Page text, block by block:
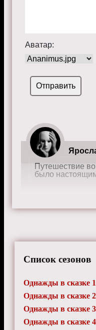
Аватар:
Путешествие
было
Было
Список сезонов
Однажды в сказке 1
Однажды в сказке 2
Однажды в сказке 3
Однажды в сказке 4